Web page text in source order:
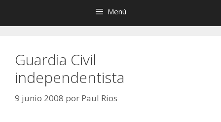
Menú
Guardia Civil
independentista
9 junio 2008 por Paul Rios